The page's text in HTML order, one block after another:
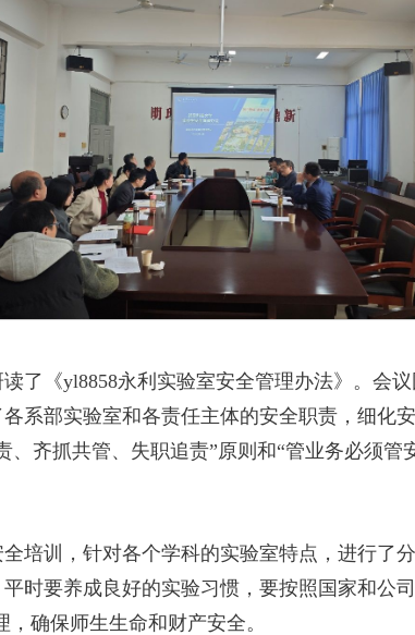
了《yl8858永利实验室安全管理办法》。会
系部实验室和各责任主体的安全职责，细化
齐抓共管、失职追责”原则和“管业务必须管
培训，针对各个学科的实验室特点，进行了
时要养成良好的实验习惯，要按照国家和公
确保师生生命和财产安全。